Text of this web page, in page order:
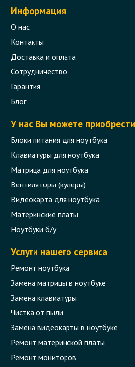
Информация
О нас
Контакты
Доставка и оплата
Сотрудничество
Гарантия
Блог
У нас Вы можете приобрести
Блоки питания для ноутбука
Клавиатуры для ноутбука
Матрица для ноутбука
Вентиляторы (кулеры)
Видеокарта для ноутбука
Материнские платы
Ноутбуки б/у
Услуги нашего сервиса
Ремонт ноутбука
Замена матрицы в ноутбуке
Замена клавиатуры
Чистка от пыли
Замена видеокарты в ноутбуке
Ремонт материнской платы
Ремонт мониторов